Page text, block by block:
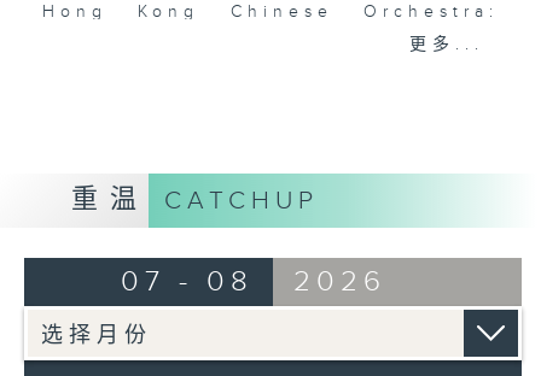
《威廉．泰尔》序曲（为六把大提琴而作）
角野隼斗（张希文改编）
《雨》 (5’)
植松伸夫（叶进杰改编）
《最终幻想：米德加幻想》组曲 (15’)
香港演艺学院主办
Hong Kong Chinese Orchestra:
Doming Lam at 80 – A Birthday
Doming LAM
Greetings Fanfare (4’)
Ancient Melodies (Doming LAM
Moonlight over the Spring River
(12’)
更多...
重温 CATCHUP
07 - 08 2026